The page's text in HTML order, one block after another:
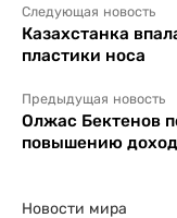
Следующая новость
Казахстанка
пластики носа
Предыдущая новость
Олжас Бектенов
повышению
Новости мира